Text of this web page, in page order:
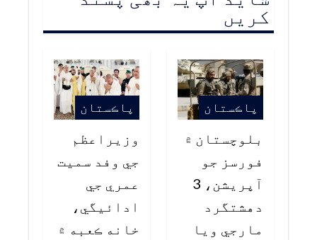
کریں
پاڪستان
بلوچستان ۾
فورسز جو
آپريشن، 3
دهشتگرد
مارجي ويا
پاڪستان
وزيراعظم
جي وفد سميت
عمري جي
ادائيگي،
خانه ڪعبه ۾